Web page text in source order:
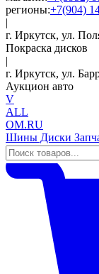
регионы:+7(904)
|
г. Иркутск, ул.
Покраска дисков
|
г. Иркутск, ул.
Аукцион авто
V
ALL
OM.RU
Шины Диски